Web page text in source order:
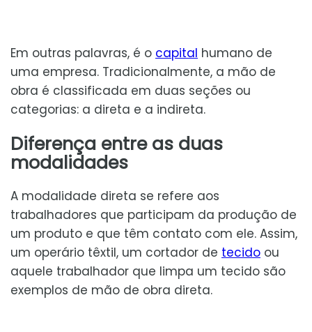
Em outras palavras, é o capital humano de
uma empresa. Tradicionalmente, a mão de
obra é classificada em duas seções ou
categorias: a direta e a indireta.
Diferença entre as duas
modalidades
A modalidade direta se refere aos
trabalhadores que participam da produção de
um produto e que têm contato com ele. Assim,
um operário têxtil, um cortador de tecido ou
aquele trabalhador que limpa um tecido são
exemplos de mão de obra direta.